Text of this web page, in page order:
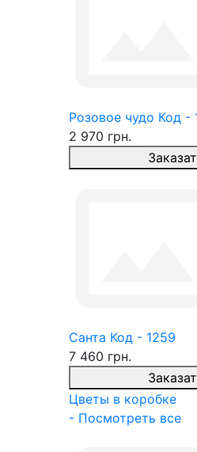
Розовое чудо Код -
2 970 грн.
Санта Код - 1259
7 460 грн.
Цветы в коробке
- Посмотреть все